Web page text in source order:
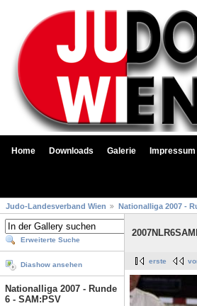
Home Downloads Galerie Impressum
Judo-Landesverband Wien Nationalliga 2007 -
Erweiterte Suche
Diashow ansehen
Nationalliga 2007 - Runde
6 - SAM:PSV
erste